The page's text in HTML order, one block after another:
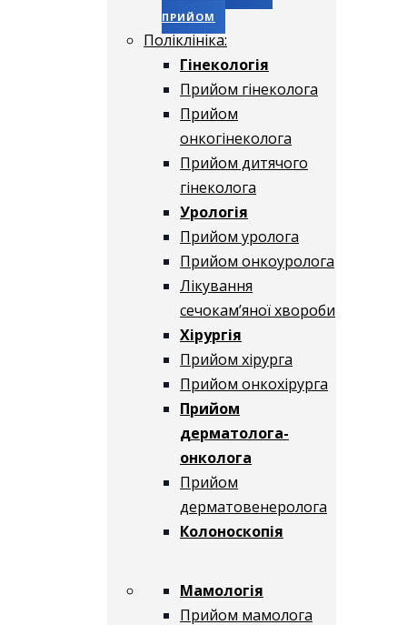
ПРИЙОМ
Поліклініка:
Гінекологія
Прийом гінеколога
Прийом
онкогінеколога
Прийом дитячого
гінеколога
Урологія
Прийом уролога
Прийом онкоуролога
Лікування
сечокам’яної хвороби
Хірургія
Прийом хірурга
Прийом онкохірурга
Прийом
дерматолога-
онколога
Прийом
дерматовенеролога
Колоноскопія
Мамологія
Прийом мамолога